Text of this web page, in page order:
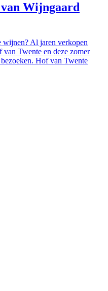
Wijngaard
wijnen? Al jaren verkopen
Twente en deze zomer
Hof van Twente